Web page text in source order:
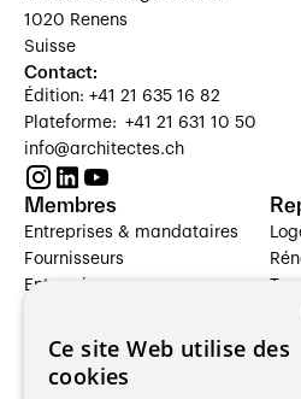
1020 Renens
Suisse
Contact:
Édition: +41 21 635 16 82
Plateforme: +41 21 631 10 50
info@architectes.ch
Membres
Entreprises & mandataires
Fournisseurs
Entreprises
Architectes paysagistes
Architectes d'intérieur
Ce site Web utilise des
cookies